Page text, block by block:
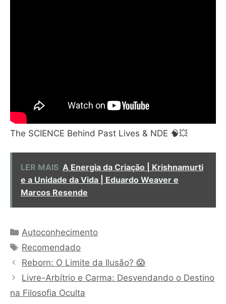
The SCIENCE Behind Past Lives & NDE 🧠💥
LER MAIS A Energia da Criação | Krishnamurti
e a Unidade da Vida | Eduardo Weaver e
Marcos Resende
Categorias
Autoconhecimento
Tags
Recomendado
Reborn: O Limite da Ilusão? 😱
Livre-Arbítrio e Carma: Desvendando o Destino
na Filosofia Oculta